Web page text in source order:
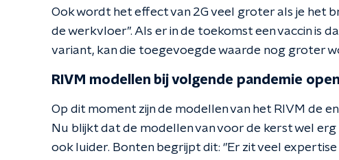
Ook wordt het effect van 2G veel groter als je het
de werkvloer’’. Als er in de toekomst een vaccin is
variant, kan die toegevoegde waarde nog groter
RIVM modellen bij volgende pandemie
Op dit moment zijn de modellen van het RIVM de
Nu blijkt dat de modellen van voor de kerst wel
ook luider. Bonten begrijpt dit: ‘’Er zit veel